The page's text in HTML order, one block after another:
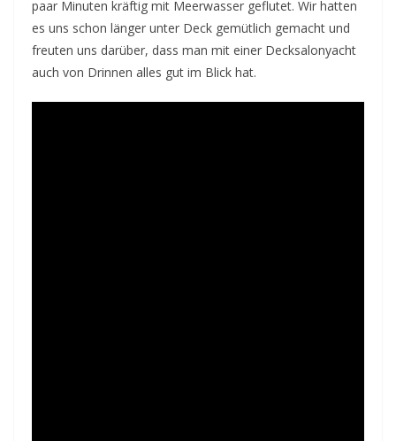
paar Minuten kräftig mit Meerwasser geflutet. Wir hatten
es uns schon länger unter Deck gemütlich gemacht und
freuten uns darüber, dass man mit einer Decksalonyacht
auch von Drinnen alles gut im Blick hat.